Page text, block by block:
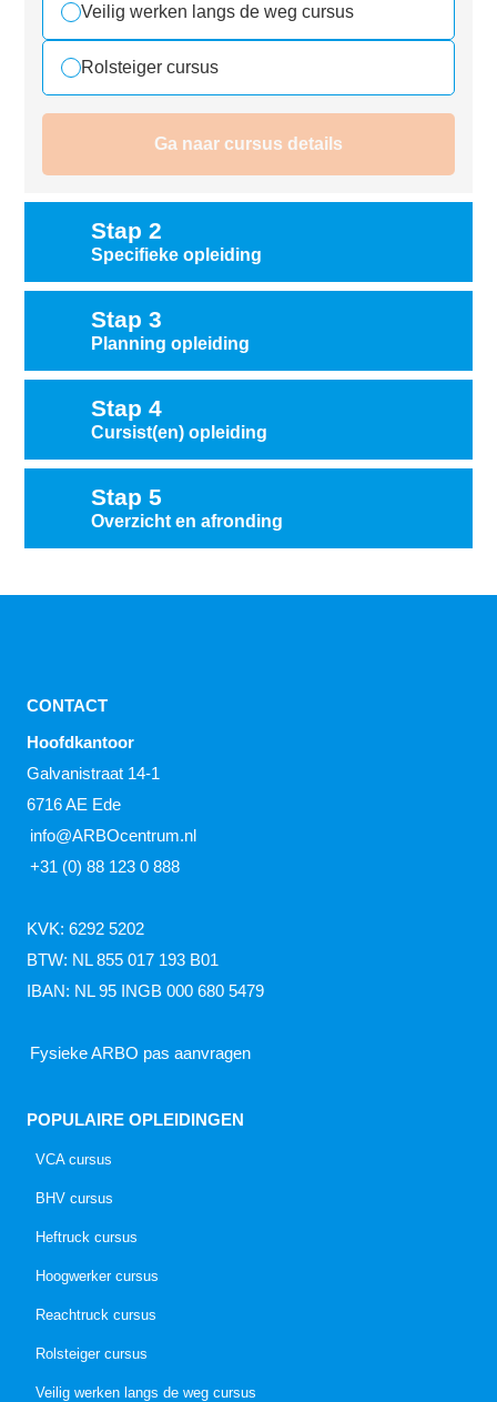
Veilig werken langs de weg cursus
Rolsteiger cursus
Ga naar cursus details
Stap 2
Specifieke opleiding
Stap 3
Planning opleiding
Stap 4
Cursist(en) opleiding
Stap 5
Overzicht en afronding
CONTACT
Hoofdkantoor
Galvanistraat 14-1
6716 AE Ede
info@ARBOcentrum.nl
+31 (0) 88 123 0 888
KVK: 6292 5202
BTW: NL 855 017 193 B01
IBAN: NL 95 INGB 000 680 5479
Fysieke ARBO pas aanvragen
POPULAIRE OPLEIDINGEN
VCA cursus
BHV cursus
Heftruck cursus
Hoogwerker cursus
Reachtruck cursus
Rolsteiger cursus
Veilig werken langs de weg cursus